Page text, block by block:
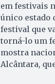
em festivais
único estado
festival que
torná-lo um
mostra
Alcântara,